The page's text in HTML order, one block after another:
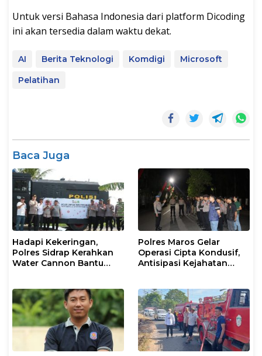
Untuk versi Bahasa Indonesia dari platform Dicoding
ini akan tersedia dalam waktu dekat.
AI Berita Teknologi Komdigi
Microsoft
Pelatihan
Baca Juga
Hadapi Kekeringan,
Polres Sidrap Kerahkan
Water Cannon Bantu
Polres Maros Gelar
Operasi Cipta Kondusif,
Antisipasi Kejahatan